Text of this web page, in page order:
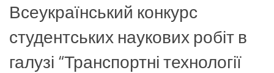
Всеукраїнський конкурс
студентських наукових робіт в
галузі “Транспортні технології